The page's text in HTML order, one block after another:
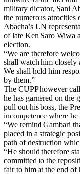
military dictator, Sani
the numerous atrocities
Abacha’s UN
of late Ken Saro Wiwa
election.
“We are therefore
shall watch him closely
We shall hold him
by them.”
The CUPP however
he has garnered on the
pull out his boss, the
incompetence where he
“We remind Gambari
placed in a strategic
path of destruction
“He should therefore
committed to the
fair to him at the end of